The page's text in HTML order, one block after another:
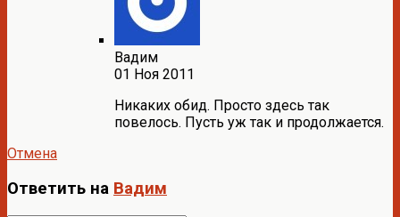
Вадим
01 Ноя 2011
Никаких обид. Просто здесь так
повелось. Пусть уж так и продолжается.
Отмена
Ответить на Вадим